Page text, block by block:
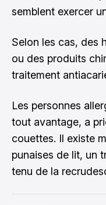
semblent exercer
Selon les cas, des
ou des produits
traitement
Les personnes
tout avantage, a
couettes. Il existe
punaises de lit, un
tenu de la